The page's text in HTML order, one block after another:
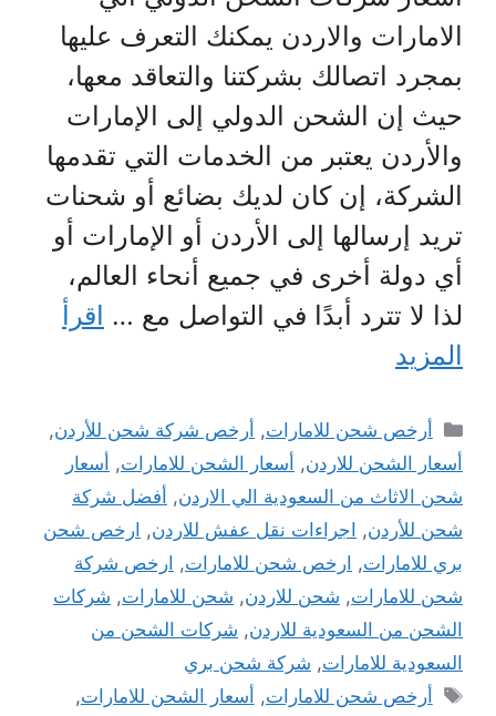
الامارات والاردن يمكنك التعرف عليها
بمجرد اتصالك بشركتنا والتعاقد معها،
حيث إن الشحن الدولي إلى الإمارات
والأردن يعتبر من الخدمات التي تقدمها
الشركة، إن كان لديك بضائع أو شحنات
تريد إرسالها إلى الأردن أو الإمارات أو
أي دولة أخرى في جميع أنحاء العالم،
لذا لا تترد أبدًا في التواصل مع … اقرأ
المزيد
التصنيفات
أرخص شحن للامارات, أرخص شركة شحن للأردن,
أسعار الشحن للاردن, أسعار الشحن للامارات, أسعار
شحن الاثاث من السعودية الي الاردن, أفضل شركة
شحن للأردن, اجراءات نقل عفش للاردن, ارخص شحن
بري للامارات, ارخص شحن للامارات, ارخص شركة
شحن للامارات, شحن للاردن, شحن للامارات, شركات
الشحن من السعودية للاردن, شركات الشحن من
السعودية للامارات, شركة شحن بري
الوسوم
أرخص شحن للامارات, أسعار الشحن للامارات,